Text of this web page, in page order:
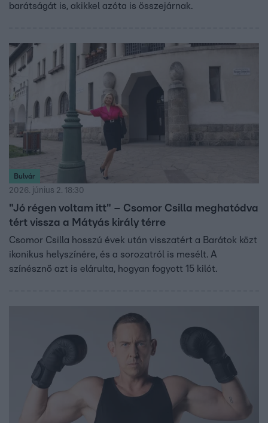
barátságát is, akikkel azóta is összejárnak.
Bulvár
2026. június 2. 18:30
"Jó régen voltam itt" – Csomor Csilla meghatódva
tért vissza a Mátyás király térre
Csomor Csilla hosszú évek után visszatért a Barátok közt
ikonikus helyszínére, és a sorozatról is mesélt. A
színésznő azt is elárulta, hogyan fogyott 15 kilót.